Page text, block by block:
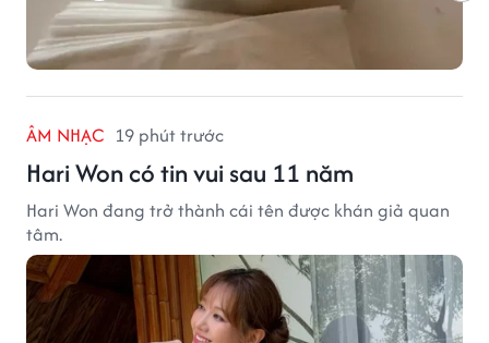
ÂM NHẠC 19 phút trước
Hari Won có tin vui sau 11 năm
Hari Won đang trở thành cái tên được khán giả quan
tâm.